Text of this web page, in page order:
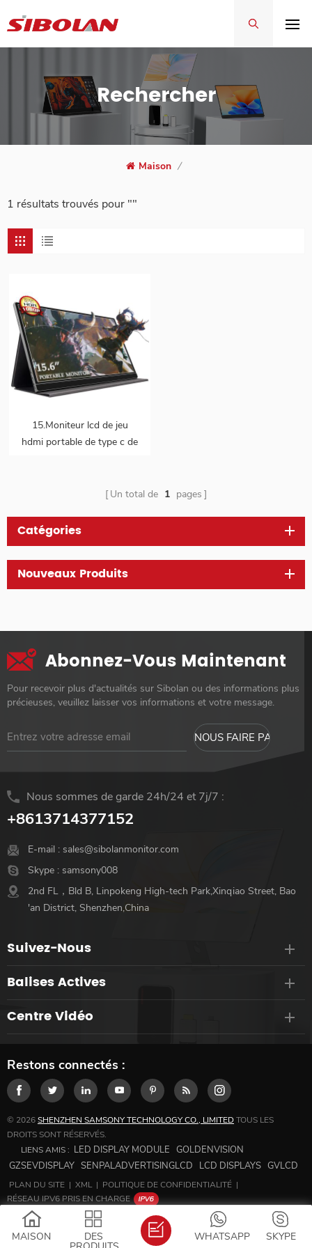
Rechercher
Maison /
1 résultats trouvés pour ""
15.Moniteur lcd de jeu
hdmi portable de type c de
Un total de 1 pages
Catégories
Nouveaux Produits
Abonnez-Vous Maintenant
Pour recevoir plus d'actualités sur Sibolan ou des informations plus
précieuses, veuillez laisser vos informations et votre message.
Nous sommes de garde 24h/24 et 7j/7 :
+8613714377152
E-mail : sales@sibolanmonitor.com
Skype : samsony008
2nd FL，Bld B, Linpokeng High-tech Park,Xinqiao Street, Bao
'an District, Shenzhen,China
Suivez-Nous
Balises Actives
Centre Vidéo
Restons connectés :
© 2026SHENZHEN SAMSONY TECHNOLOGY CO., LIMITED TOUS LES
DROITS SONT RÉSERVÉS.
LIENS AMIS : LED DISPLAY MODULE GOLDENVISION
GZSEVDISPLAY SENPALADVERTISINGLCD LCD DISPLAYS GVLCD
PLAN DU SITE | XML | POLITIQUE DE CONFIDENTIALITÉ |
RÉSEAU IPV6 PRIS EN CHARGE
MAISON DES SKYPE
WHATSAPP